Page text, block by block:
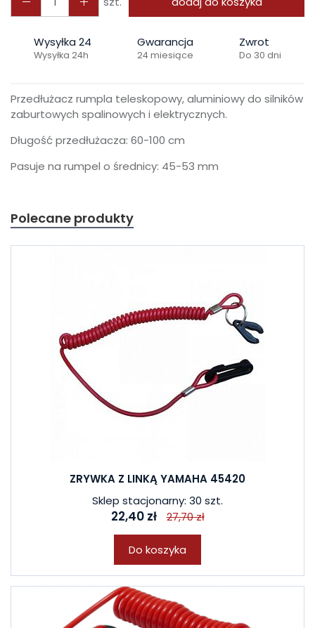
Wysyłka 24
Wysyłka 24h
Gwarancja
24 miesiące
Zwrot
Do 30 dni
Przedłużacz rumpla teleskopowy, aluminiowy do silników
zaburtowych spalinowych i elektrycznych.
Długość przedłużacza: 60-100 cm
Pasuje na rumpel o średnicy: 45-53 mm
Polecane produkty
ZRYWKA Z LINKĄ YAMAHA 45420
Sklep stacjonarny: 30 szt.
22,40 zł 27,70 zł
Do koszyka